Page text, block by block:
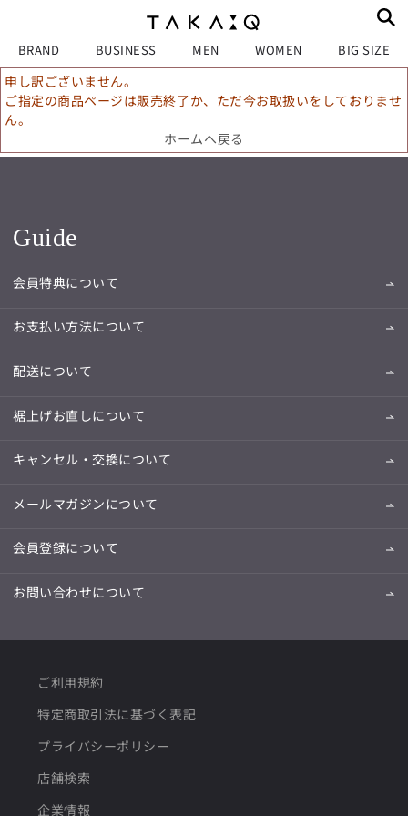
BRAND BUSINESS MEN WOMEN BIG SIZE
申し訳ございません。
ご指定の商品ページは販売終了か、ただ今お取扱いをしておりませ
ん。
ホームへ戻る
Guide
会員特典について
お支払い方法について
配送について
裾上げお直しについて
キャンセル・交換について
メールマガジンについて
会員登録について
お問い合わせについて
ご利用規約
特定商取引法に基づく表記
プライバシーポリシー
店舗検索
企業情報